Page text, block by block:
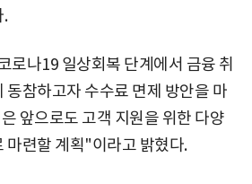
로나19 일상회복 단계에서 금융 취
동참하고자 수수료 면제 방안을 마
앞으로도 고객 지원을 위한 다양
마련할 계획"이라고 밝혔다.